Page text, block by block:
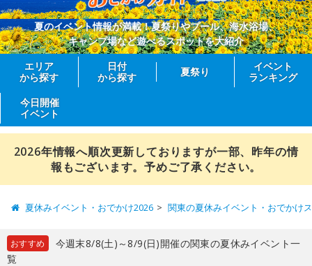
夏のイベント情報が満載！夏祭りやプール、海水浴場、
キャンプ場など遊べるスポットを大紹介
エリア
から探す
日付
から探す
夏祭り
イベント
ランキング
今日開催
イベント
2026年情報へ順次更新しておりますが一部、昨年の情
報もございます。予めご了承ください。
夏休みイベント・おでかけ2026 関東の夏休みイベント・おでかけ
おすすめ
今週末8/8(土)～8/9(日)開催の関東の夏休みイベント一
覧